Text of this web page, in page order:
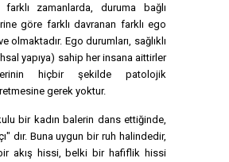
zamanlarda, duruma bağlı
göre farklı davranan farklı ego
olmaktadır. Ego durumları, sağlıklı
yapıya) sahip her insana aittirler
hiçbir şekilde patolojik
gerek yoktur.
bir kadın balerin dans ettiğinde,
dır. Buna uygun bir ruh halindedir,
akış hissi, belki bir hafiflik hissi